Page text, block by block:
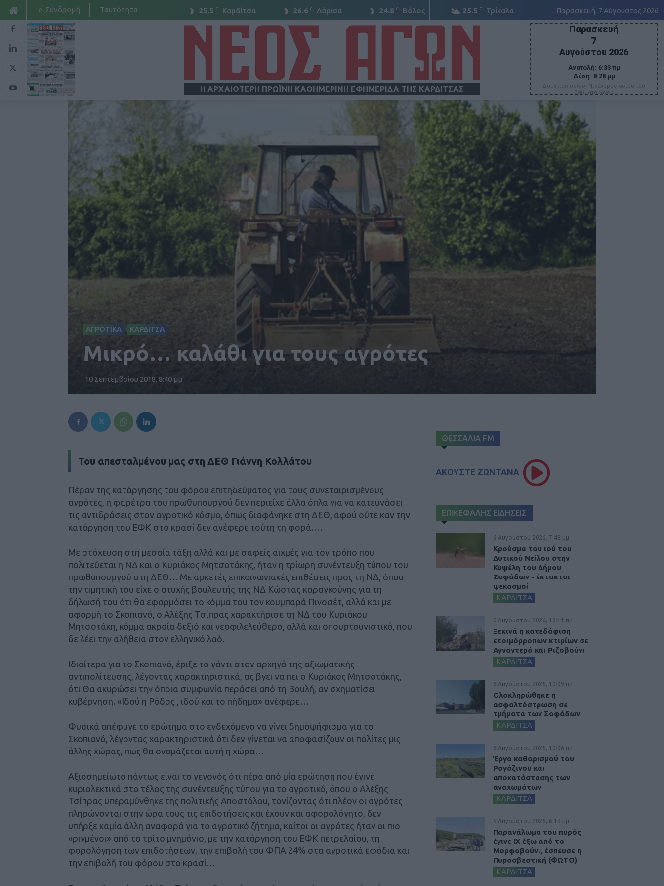
25.5 C Καρδίτσα 26.6 C Λάρισα 24.8 C Βόλος 25.5 C Τρίκαλα Παρασκευή, 7 Αύγουστος 2026
e-Συνδρομή Ταυτότητα
Η ΑΡΧΑΙΟΤΕΡΗ ΠΡΩΪΝΗ ΚΑΘΗΜΕΡΙΝΗ ΕΦΗΜΕΡΙΔΑ ΤΗΣ ΚΑΡΔΙΤΣΑΣ
Παρασκευή
7
Αυγούστου 2026
Ανατολή: 6:33 πμ
Δύση: 8:28 μμ
Δομετίου οσίου, Νικάνορος οσίου του
θαυματουργού
ΑΓΡΟΤΙΚΑ ΚΑΡΔΙΤΣΑ
Μικρό… καλάθι για τους αγρότες
10 Σεπτεμβρίου 2018, 8:40 μμ
Του απεσταλμένου μας στη ΔΕΘ Γιάννη Κολλάτου
Πέραν της κατάργησης του φόρου επιτηδεύματος για τους συνεταιρισμένους
αγρότες, η φαρέτρα του πρωθυπουργού δεν περιείχε άλλα όπλα για να κατευνάσει
τις αντιδράσεις στον αγροτικό κόσμο, όπως διαφάνηκε στη ΔΕΘ, αφού ούτε καν την
κατάργηση του ΕΦΚ στο κρασί δεν ανέφερε τούτη τη φορά….
Με στόχευση στη μεσαία τάξη αλλά και με σαφείς αιχμές για τον τρόπο που
πολιτεύεται η ΝΔ και ο Κυριάκος Μητσοτάκης, ήταν η τρίωρη συνέντευξη τύπου του
πρωθυπουργού στη ΔΕΘ… Με αρκετές επικοινωνιακές επιθέσεις προς τη ΝΔ, όπου
την τιμητική του είχε ο ατυχής βουλευτής της ΝΔ Κώστας καραγκούνης για τη
δήλωσή του ότι θα εφαρμόσει το κόμμα του τον κουμπαρά Πινοσέτ, αλλά και με
αφορμή το Σκοπιανό, ο Αλέξης Τσίπρας χαρακτήρισε τη ΝΔ του Κυριάκου
Μητσοτάκη, κόμμα ακραία δεξιό και νεοφιλελεύθερο, αλλά και οπουρτουνιστικό, που
δε λέει την αλήθεια στον ελληνικό λαό.
Ιδιαίτερα για το Σκοπιανό, έριξε το γάντι στον αρχηγό της αξιωματικής
αντιπολίτευσης, λέγοντας χαρακτηριστικά, ας βγει να πει ο Κυριάκος Μητσοτάκης,
ότι Θα ακυρώσει την όποια συμφωνία περάσει από τη Βουλή, αν σχηματίσει
κυβέρνηση. «Ιδού η Ρόδος , ιδού και το πήδημα» ανέφερε…
Φυσικά απέφυγε το ερώτημα στο ενδεχόμενο να γίνει δημοψήφισμα για το
Σκοπιανό, λέγοντας χαρακτηριστικά ότι δεν γίνεται να αποφασίζουν οι πολίτες μις
άλλης χώρας, πως θα ονομάζεται αυτή η χώρα…
Αξιοσημείωτο πάντως είναι το γεγονός ότι πέρα από μία ερώτηση που έγινε
κυριολεκτικά στο τέλος της συνέντευξης τύπου για το αγροτικό, όπου ο Αλέξης
Τσίπρας υπεραμύνθηκε της πολιτικής Αποστόλου, τονίζοντας ότι πλέον οι αγρότες
πληρώνονται στην ώρα τους τις επιδοτήσεις και έχουν και αφορολόγητο, δεν
υπήρξε καμία άλλη αναφορά για το αγροτικό ζήτημα, καίτοι οι αγρότες ήταν οι πιο
«ριγμένοι» από το τρίτο μνημόνιο, με την κατάργηση του ΕΦΚ πετρελαίου, τη
φορολόγηση των επιδοτήσεων, την επιβολή του ΦΠΑ 24% στα αγροτικά εφόδια και
την επιβολή του φόρου στο κρασί…
ΘΕΣΣΑΛΙΑ FM
ΑΚΟΥΣΤΕ ΖΩΝΤΑΝΑ
ΕΠΙΚΕΦΑΛΗΣ ΕΙΔΗΣΕΙΣ
6 Αυγούστου 2026, 7:48 μμ
Κρούσμα του ιού του
Δυτικού Νείλου στην
Κυψέλη του Δήμου
Σοφάδων - έκτακτοι
ψεκασμοί
ΚΑΡΔΙΤΣΑ
6 Αυγούστου 2026, 10:11 πμ
Ξεκινά η κατεδάφιση
ετοιμόρροπων κτιρίων σε
Αγναντερό και Ριζοβούνι
ΚΑΡΔΙΤΣΑ
6 Αυγούστου 2026, 10:09 πμ
Ολοκληρώθηκε η
ασφαλτόστρωση σε
τμήματα των Σοφάδων
ΚΑΡΔΙΤΣΑ
6 Αυγούστου 2026, 10:06 πμ
Έργο καθαρισμού του
Ρογόζινου και
αποκατάστασης των
αναχωμάτων
ΚΑΡΔΙΤΣΑ
5 Αυγούστου 2026, 6:14 μμ
Παρανάλωμα του πυρός
έγινε ΙΧ έξω από το
Μορφοβούνι, έσπευσε η
Πυροσβεστική (ΦΩΤΟ)
ΚΑΡΔΙΤΣΑ